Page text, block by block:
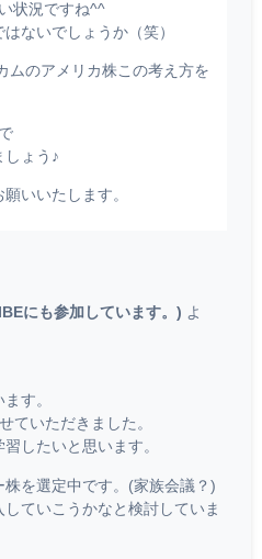
状況ですね^^
ないでしょうか（笑）
ムのアメリカ株この考え方を
しょう♪
いいたします。
にも参加しています。) よ
す。
ていただきました。
したいと思います。
を選定中です。(家族会議？)
ていこうかなと検討していま